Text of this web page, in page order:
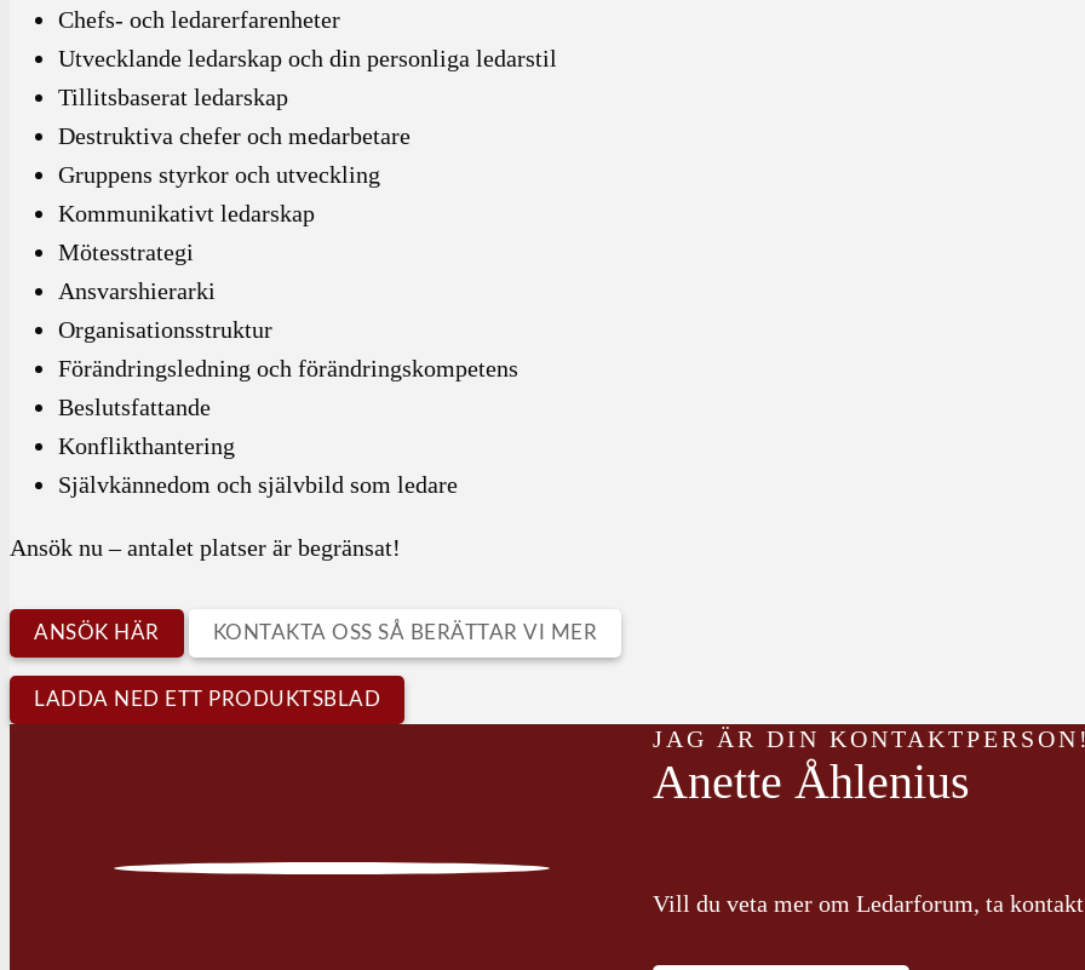
Chefs- och ledarerfarenheter
Utvecklande ledarskap och din personliga ledarstil
Tillitsbaserat ledarskap
Destruktiva chefer och medarbetare
Gruppens styrkor och utveckling
Kommunikativt ledarskap
Mötesstrategi
Ansvarshierarki
Organisationsstruktur
Förändringsledning och förändringskompetens
Beslutsfattande
Konflikthantering
Självkännedom och självbild som ledare
Ansök nu – antalet platser är begränsat!
ANSÖK HÄR KONTAKTA OSS SÅ BERÄTTAR VI MER
LADDA NED ETT PRODUKTSBLAD
JAG ÄR DIN KONTAKTPERSON!
Anette Åhlenius
Vill du veta mer om Ledarforum, ta